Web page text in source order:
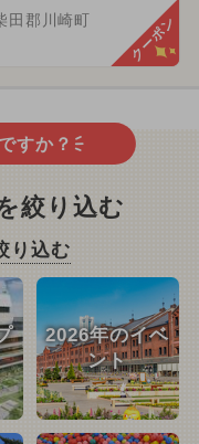
田郡川崎町 クーポン
すか？
絞り込む
り込む
2026年のイベ
ント